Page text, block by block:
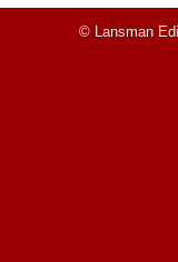
© Lansman